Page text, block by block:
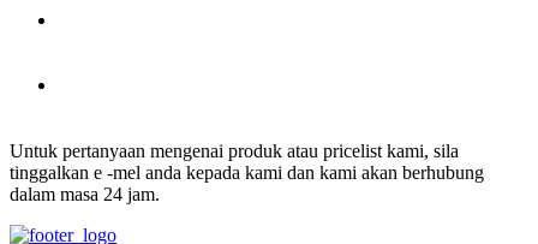
Untuk pertanyaan mengenai produk atau pricelist kami, sila
tinggalkan e -mel anda kepada kami dan kami akan berhubung
dalam masa 24 jam.